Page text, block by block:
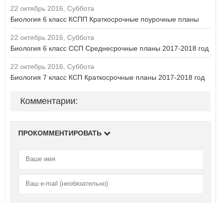
22 октябрь 2016, Суббота
Биология 6 класс КСПП Краткосрочные поурочные планы
22 октябрь 2016, Суббота
Биология 6 класс ССП Среднесрочные планы 2017-2018 год
22 октябрь 2016, Суббота
Биология 7 класс КСП Краткосрочные планы 2017-2018 год
Комментарии:
ПРОКОММЕНТИРОВАТЬ